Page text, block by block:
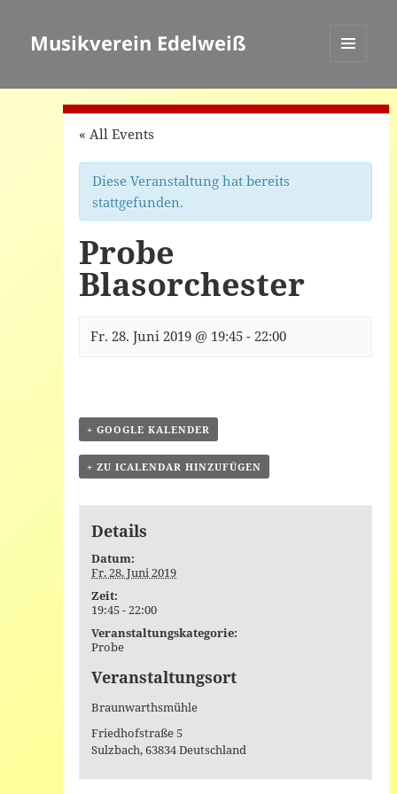
Musikverein Edelweiß
« All Events
Diese Veranstaltung hat bereits
stattgefunden.
Probe
Blasorchester
Fr. 28. Juni 2019 @ 19:45 -22:00
+ GOOGLE KALENDER
+ ZU ICALENDAR HINZUFÜGEN
Details
Datum:
Fr. 28. Juni 2019
Zeit:
19:45 - 22:00
Veranstaltungskategorie:
Probe
Veranstaltungsort
Braunwarthsmühle
Friedhofstraße 5
Sulzbach,63834Deutschland